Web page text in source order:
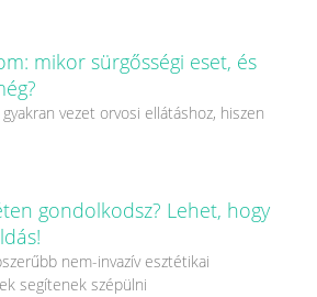
mikor sürgősségi eset, és
vezet orvosi ellátáshoz, hiszen
gondolkodsz? Lehet, hogy
nem-invazív esztétikai
segítenek szépülni